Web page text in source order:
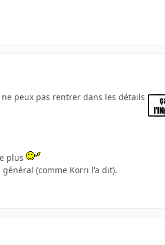
peux pas rentrer dans les détails
plus
(comme Korri l'a dit).